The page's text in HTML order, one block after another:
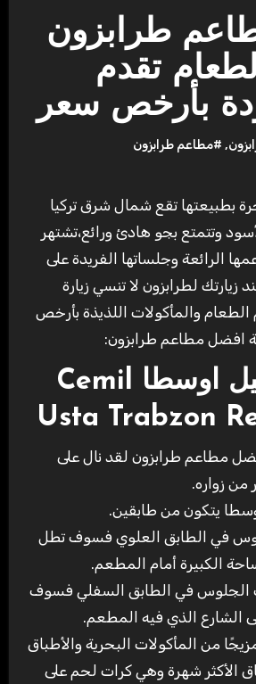
طرابزون
تقدم
بأرخص سعر
, #مطاعم طرابزون
بطبيعتها تقع شمال شرق تركيا
وتتمتع بجو هادئ ورائع،تشتهر
الرائعة وجلساتها الفريدة على
زيارتك لطرابزون لا تنسي زيارة
والمأكولات اللذيذة بأرخص
افضل مطاعم طرابزون:
اوسطا Cemil
Usta Trabzon
مطاعم طرابزون لقد نال على
من زواره.
يتكون من طابقين.
في الطابق العلوي فسوف تطل
الكبيرة أمام المطعم.
الجلوس في الطابق السفلي فسوف
الشارع الذي فيه المطعم.
من المأكولات البحرية والأطباق
الأكثر شهرة وهي كرات لحم على